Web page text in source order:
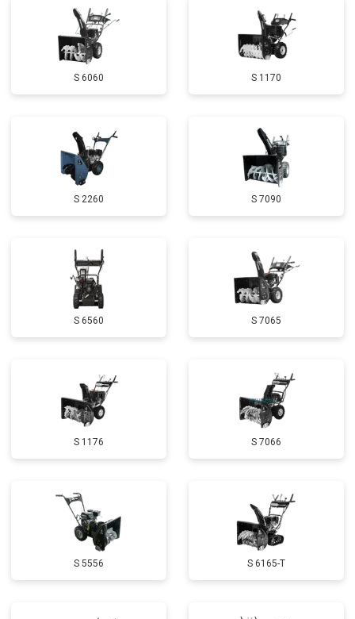
Замена глушителя Заказать
Замена маховика от 3050 ₽ Заказать
Натяжка тросов Заказать
Ремонт электропроводки от 3150 ₽ Заказать
Полное ТО от 4900 ₽
Регулировка зазоров клапанов от 2800 ₽ Заказать
Замена свечей зажигания от 1820 ₽
Демонтаж-монтаж двигателя от 6400 ₽ Заказать
Ремонт сцепления Заказать
Установка комплекта прокладок
двигателя
от 5500 ₽ Заказать
двигателя и редуктора
от 2500 ₽
Чистка бака от 2750 ₽ Заказать
Чистка карбюратора от 3780 ₽ Заказать
Замена/Pемонт шнека от 2580 ₽ Заказать
S 6060 S 1170
S 2260 S 7090
S 6560 S 7065
S 1176 S 7066
S 5556 S 6165-T